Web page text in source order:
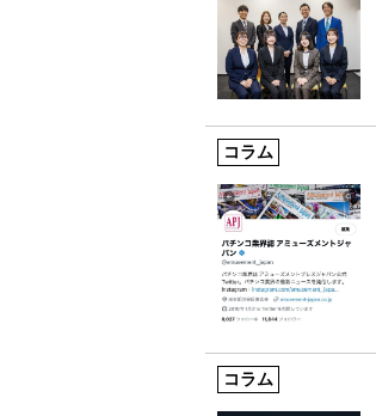
コラム
コラム